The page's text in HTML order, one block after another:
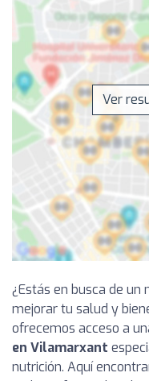
Ver
¿Estás en busca de un
mejorar tu salud y
ofrecemos acceso a
en Vilamarxant
nutrición. Aquí